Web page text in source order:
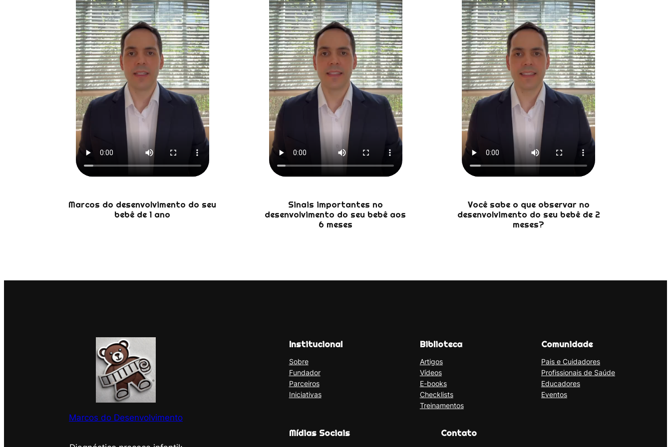
Marcos do desenvolvimento do seu
bebê de 1 ano
Sinais importantes no
desenvolvimento do seu bebê aos
6 meses
Você sabe o que observar no
desenvolvimento do seu bebê de 2
meses?
Marcos do Desenvolvimento
Institucional
Sobre
Fundador
Parceiros
Iniciativas
Biblioteca
Artigos
Vídeos
E-books
Checklists
Treinamentos
Comunidade
Pais e Cuidadores
Profissionais de Saúde
Educadores
Eventos
Mídias Sociais Contato